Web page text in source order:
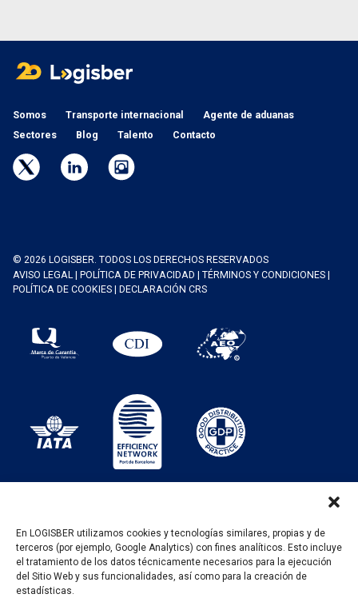
En LOGISBER utilizamos cookies y tecnologías similares, propias y de
terceros (por ejemplo, Google Analytics) con fines analíticos. Esto incluye
el tratamiento de los datos técnicamente necesarios para la ejecución
del Sitio Web y sus funcionalidades, así como para la creación de
estadísticas.
Somos Transporte internacional
Agente de aduanas
Sectores
Blog Talento Contacto
© 2026 LOGISBER. TODOS LOS DERECHOS RESERVADOS
AVISO LEGAL| POLÍTICA DE PRIVACIDAD TÉRMINOS Y CONDICIONES
POLÍTICA DE COOKIES
DECLARACIÓN CRS
PROGRAMA KIT DIGITAL FINANCIADO POR LOS
FONDOS NEXT GENERATION DEL MECANISMO DE